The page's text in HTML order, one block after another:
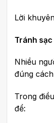
Lời
Tránh
Nhiều
đúng
Trong
để: